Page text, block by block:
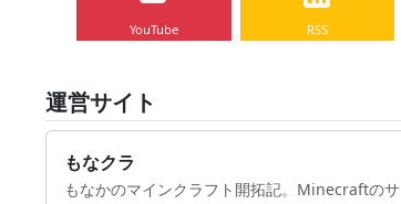
YouTube RSS
運営サイト
もなクラ
もなかのマインクラフト開拓記。Minecraftのサ